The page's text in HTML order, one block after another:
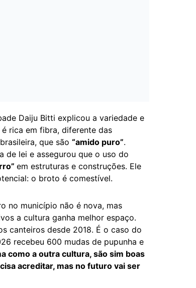
Daiju Bitti explicou a variedade e
rica em fibra, diferente das
que são “amido puro”.
de lei e assegurou que o uso do
em estruturas e construções. Ele
o broto é comestível.
no município não é nova, mas
a cultura ganha melhor espaço.
canteiros desde 2018. É o caso do
recebeu 600 mudas de pupunha e
como a outra cultura, são sim boas
acreditar, mas no futuro vai ser